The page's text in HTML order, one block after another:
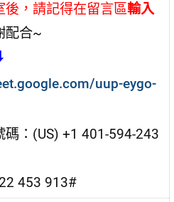
後，請記得在留言區輸入
配合~
uup-eygo-
： (US) +1 401-594-243
453 913#